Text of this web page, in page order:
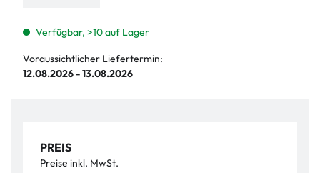
Verfügbar, >10 auf Lager
Voraussichtlicher Liefertermin:
12.08.2026 - 13.08.2026
PREIS
Preise inkl. MwSt.